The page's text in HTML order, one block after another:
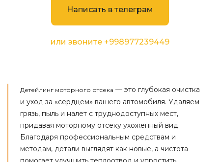
Написать в телеграм
или звоните +998977239449
Детейлинг моторного отсека — это глубокая очистка
и уход за «сердцем» вашего автомобиля. Удаляем
грязь, пыль и налет с труднодоступных мест,
придавая моторному отсеку ухоженный вид.
Благодаря профессиональным средствам и
методам, детали выглядят как новые, а чистота